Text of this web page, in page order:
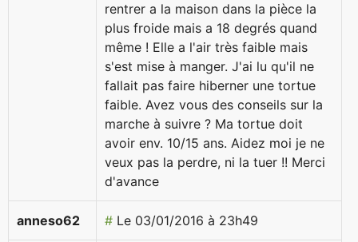
rentrer a la maison dans la pièce la
plus froide mais a 18 degrés quand
même ! Elle a l'air très faible mais
s'est mise à manger. J'ai lu qu'il ne
fallait pas faire hiberner une tortue
faible. Avez vous des conseils sur la
marche à suivre ? Ma tortue doit
avoir env. 10/15 ans. Aidez moi je ne
veux pas la perdre, ni la tuer !! Merci
d'avance
anneso62 # Le 03/01/2016 à 23h49